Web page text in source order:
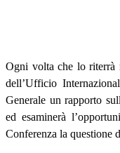
Ogni volta che lo riterrà
dell’Ufficio
Generale un rapporto
ed esaminerà
Conferenza la questione